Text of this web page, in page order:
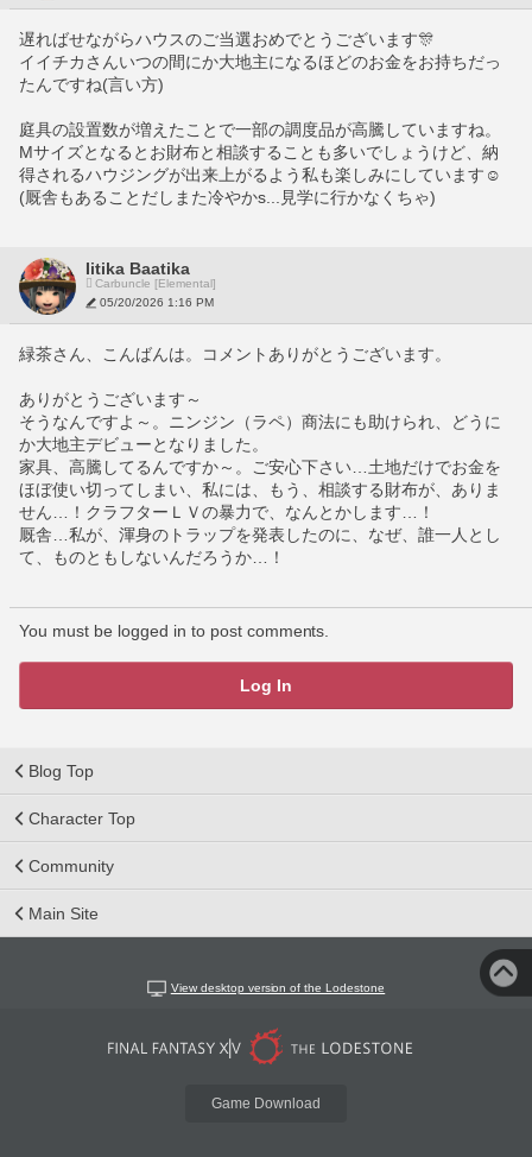
遅ればせながらハウスのご当選おめでとうございます🎊
イイチカさんいつの間にか大地主になるほどのお金をお持ちだっ
たんですね(言い方)
庭具の設置数が増えたことで一部の調度品が高騰していますね。
Mサイズとなるとお財布と相談することも多いでしょうけど、納
得されるハウジングが出来上がるよう私も楽しみにしています☺️
(厩舎もあることだしまた冷やかs...見学に行かなくちゃ)
Iitika Baatika
Carbuncle [Elemental]
05/20/2026 1:16 PM
緑茶さん、こんばんは。コメントありがとうございます。
ありがとうございます～
そうなんですよ～。ニンジン（ラペ）商法にも助けられ、どうに
か大地主デビューとなりました。
家具、高騰してるんですか～。ご安心下さい…土地だけでお金を
ほぼ使い切ってしまい、私には、もう、相談する財布が、ありま
せん…！クラフターＬＶの暴力で、なんとかします…！
厩舎…私が、渾身のトラップを発表したのに、なぜ、誰一人とし
て、ものともしないんだろうか…！
You must be logged in to post comments.
Log In
Blog Top
Character Top
Community
Main Site
View desktop version of the Lodestone
Game Download